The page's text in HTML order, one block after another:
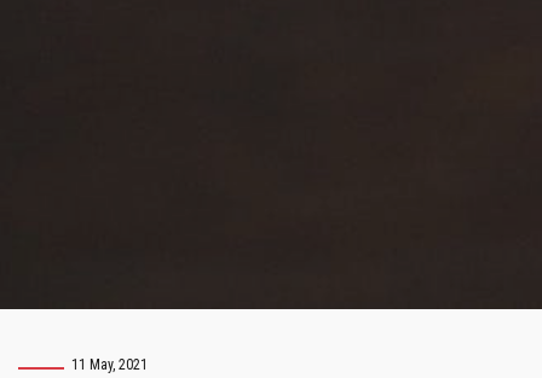
11 May, 2021